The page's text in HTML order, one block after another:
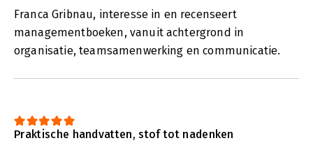
Franca Gribnau, interesse in en recenseert
managementboeken, vanuit achtergrond in
organisatie, teamsamenwerking en communicatie.
Praktische handvatten, stof tot nadenken